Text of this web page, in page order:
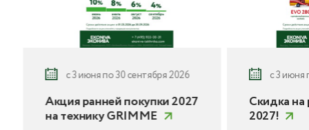
с 3 июня по 30 сентября 2026
Акция ранней покупки 2027
на технику GRIMME
с 3 июня
Скидка на
2027!